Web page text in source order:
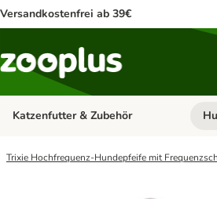
Versandkostenfrei ab 39€
Katzenfutter & Zubehör
Trixie Hochfrequenz-Hundepfeife mit